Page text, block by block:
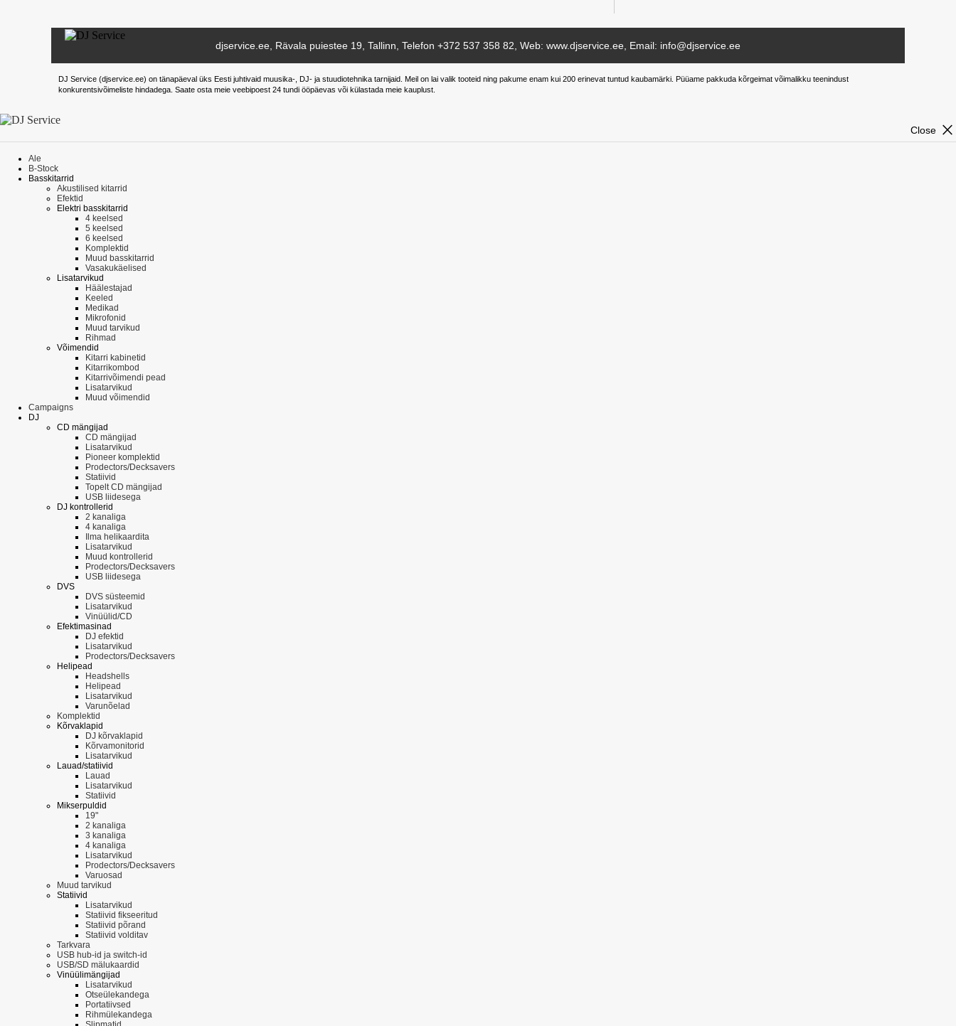
djservice.ee, Rävala puiestee 19, Tallinn, Telefon +372 537 358 82, Web: www.djservice.ee, Email: info@djservice.ee
DJ Service (djservice.ee) on tänapäeval üks Eesti juhtivaid muusika-, DJ- ja stuudiotehnika tarnijaid. Meil on lai valik tooteid ning pakume enam kui 200 erinevat tuntud kaubamärki. Püüame pakkuda kõrgeimat võimalikku teenindust
konkurentsivõimeliste hindadega. Saate osta meie veebipoest 24 tundi ööpäevas või külastada meie kauplust.
close
Close
Ale
B-Stock
Basskitarrid
Akustilised kitarrid
Efektid
Elektri basskitarrid
4 keelsed
5 keelsed
6 keelsed
Komplektid
Muud basskitarrid
Vasakukäelised
Lisatarvikud
Häälestajad
Keeled
Medikad
Mikrofonid
Muud tarvikud
Rihmad
Võimendid
Kitarri kabinetid
Kitarrikombod
Kitarrivõimendi pead
Lisatarvikud
Muud võimendid
Campaigns
DJ
CD mängijad
CD mängijad
Lisatarvikud
Pioneer komplektid
Prodectors/Decksavers
Statiivid
Topelt CD mängijad
USB liidesega
DJ kontrollerid
2 kanaliga
4 kanaliga
Ilma helikaardita
Lisatarvikud
Muud kontrollerid
Prodectors/Decksavers
USB liidesega
DVS
DVS süsteemid
Lisatarvikud
Vinüülid/CD
Efektimasinad
DJ efektid
Lisatarvikud
Prodectors/Decksavers
Helipead
Headshells
Helipead
Lisatarvikud
Varunõelad
Komplektid
Kõrvaklapid
DJ kõrvaklapid
Kõrvamonitorid
Lisatarvikud
Lauad/statiivid
Lauad
Lisatarvikud
Statiivid
Mikserpuldid
19"
2 kanaliga
3 kanaliga
4 kanaliga
Lisatarvikud
Prodectors/Decksavers
Varuosad
Muud tarvikud
Statiivid
Lisatarvikud
Statiivid fikseeritud
Statiivid põrand
Statiivid volditav
Tarkvara
USB hub-id ja switch-id
USB/SD mälukaardid
Vinüülimängijad
Lisatarvikud
Otseülekandega
Portatiivsed
Rihmülekandega